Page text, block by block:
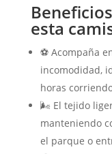
esta
⚽ Acompaña
incomodidad,
horas
🌬️ El tejido
manteniendo
el parque o